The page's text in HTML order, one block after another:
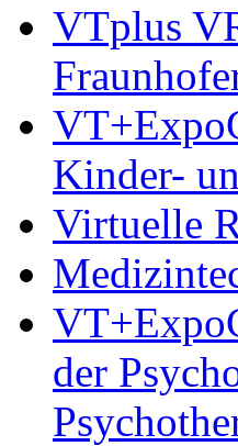
VTplus
Kinder-
Virtuelle
der